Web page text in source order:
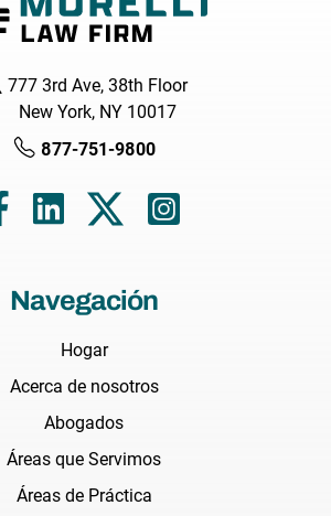
777 3rd Ave, 38th Floor
New York, NY 10017
877-751-9800
Navegación
Hogar
Acerca de nosotros
Abogados
Áreas que Servimos
Áreas de Práctica